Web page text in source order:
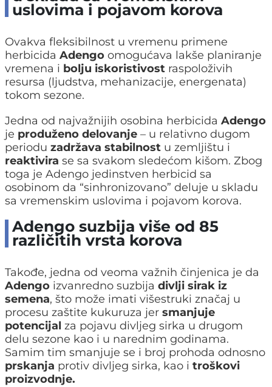
uslovima i pojavom korova
Ovakva fleksibilnost u vremenu primene
herbicida Adengo omogućava lakše planiranje
vremena i bolju iskoristivost raspoloživih
resursa (ljudstva, mehanizacije, energenata)
tokom sezone.
Jedna od najvažnijih osobina herbicida Adengo
je produženo delovanje – u relativno dugom
periodu zadržava stabilnost u zemljištu i
reaktivira se sa svakom sledećom kišom. Zbog
toga je Adengo jedinstven herbicid sa
osobinom da “sinhronizovano” deluje u skladu
sa vremenskim uslovima i pojavom korova.
Adengo suzbija više od 85
različitih vrsta korova
Takođe, jedna od veoma važnih činjenica je da
Adengo izvanredno suzbija divlji sirak iz
semena, što može imati višestruki značaj u
procesu zaštite kukuruza jer smanjuje
potencijal za pojavu divljeg sirka u drugom
delu sezone kao i u narednim godinama.
Samim tim smanjuje se i broj prohoda odnosno
prskanja protiv divljeg sirka, kao i troškovi
proizvodnje.